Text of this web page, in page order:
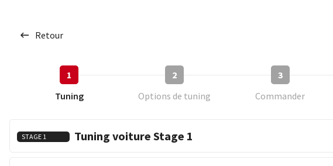
Retour
1
Tuning
2
Options de tuning
3
Commander
STAGE 1 Tuning voiture Stage 1